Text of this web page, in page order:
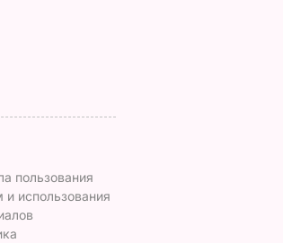
пользования
и использования